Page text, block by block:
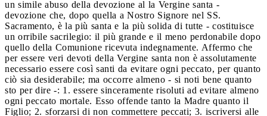
un simile abuso della devozione al la Vergine santa -
devozione che, dopo quella a Nostro Signore nel SS.
Sacramento, è la più santa e la più solida di tutte - costituisce
un orribile sacrilegio: il più grande e il meno perdonabile dopo
quello della Comunione ricevuta indegnamente. Affermo che
per essere veri devoti della Vergine santa non è assolutamente
necessario essere così santi da evitare ogni peccato, per quanto
ciò sia desiderabile; ma occorre almeno - si noti bene quanto
sto per dire -: 1. essere sinceramente risoluti ad evitare almeno
ogni peccato mortale. Esso offende tanto la Madre quanto il
Figlio; 2. sforzarsi di non commettere peccati; 3. iscriversi alle